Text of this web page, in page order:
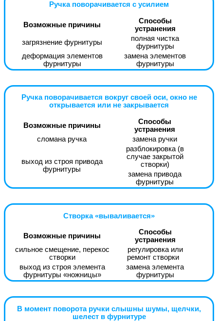
Ручка поворачивается с усилием
Возможные причины
Способы
устранения
загрязнение фурнитуры
полная чистка
фурнитуры
деформация элементов
фурнитуры
замена элементов
фурнитуры
Ручка поворачивается вокруг своей оси, окно не
открывается или не закрывается
Возможные причины
Способы
устранения
сломана ручка
замена ручки
выход из строя привода
фурнитуры
разблокировка (в
случае закрытой
створки)
замена привода
фурнитуры
Створка «вываливается»
Возможные причины
Способы
устранения
сильное смещение, перекос
створки
регулировка или
ремонт створки
выход из строя элемента
фурнитуры «ножницы»
замена элемента
фурнитуры
В момент поворота ручки слышны шумы, щелчки,
шелест в фурнитуре